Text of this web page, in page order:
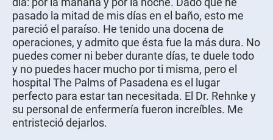
pasado la mitad de mis días en el baño, esto me
pareció el paraíso. He tenido una docena de
operaciones, y admito que ésta fue la más dura. No
puedes comer ni beber durante días, te duele todo
y no puedes hacer mucho por ti misma, pero el
hospital The Palms of Pasadena es el lugar
perfecto para estar tan necesitada. El Dr. Rehnke y
su personal de enfermería fueron increíbles. Me
entristeció dejarlos.